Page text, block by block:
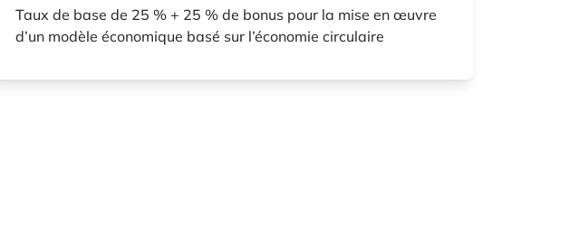
Taux de base de 25 % + 25 % de bonus pour la mise en œuvre
d’un modèle économique basé sur l’économie circulaire